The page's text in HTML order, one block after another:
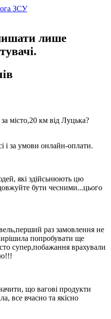
ЗСУ
лише
місто,20 км від Луцька?
і за умови онлайн-оплати.
які здійсьнюють цю
бути чесними...цього
раз замовлення не
попробувати ще
супер,побажання врахували
що вагові продукти
все вчасно та якісно